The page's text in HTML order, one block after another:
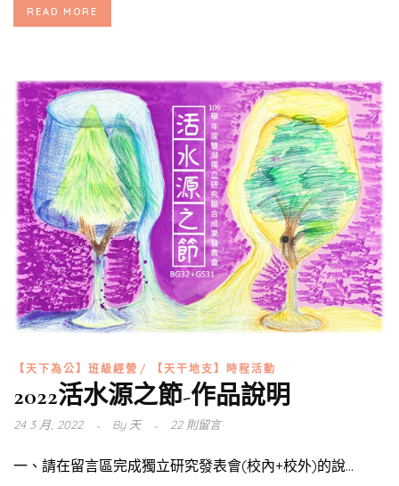
READ MORE
【天下為公】班級經營 【天干地支】時程活動
2022活水源之節-作品說明
24 3 月, 2022 By天 22 則留言
一、請在留言區完成獨立研究發表會(校內+校外)的說...